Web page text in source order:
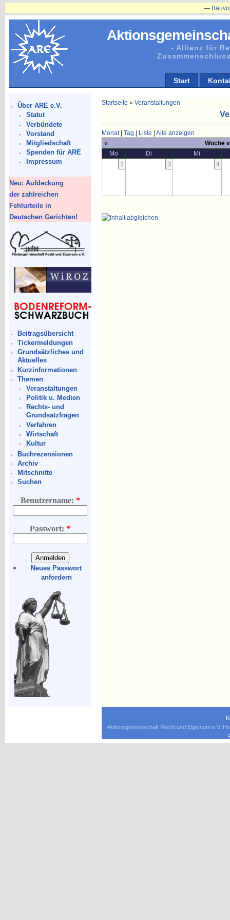
- Allianz für
Start
Über ARE e.V.
Statut
Verbündete
Vorstand
Mitgliedschaft
Spenden für ARE
Impressum
Neu: Aufdeckung
der zahlreichen
Fehlurteile in
Deutschen Gerichten!
Beitragsübersicht
Tickermeldungen
Grundsätzliches und
Aktuelles
Kurzinformationen
Themen
Veranstaltungen
Politik u. Medien
Rechts- und
Grundsatzfragen
Verfahren
Wirtschaft
Kultur
Buchrezensionen
Archiv
Mitschnitte
Suchen
Benutzername: *
Passwort:*
Neues Passwort
anfordern
Startseite » Veranstaltungen
Monat| Tag Liste
Alle anzeigen
«
Woche
Mo
Di
Mi
2
3 4
Aktionsgemeinschaft Recht und Eigentum e.V.